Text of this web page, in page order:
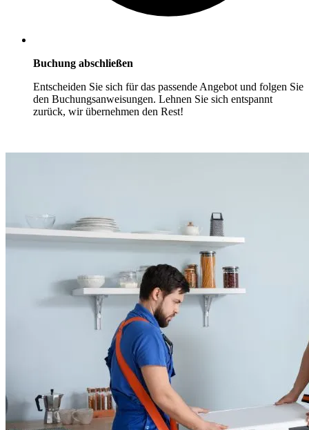
Buchung abschließen
Entscheiden Sie sich für das passende Angebot und folgen Sie
den Buchungsanweisungen. Lehnen Sie sich entspannt
zurück, wir übernehmen den Rest!